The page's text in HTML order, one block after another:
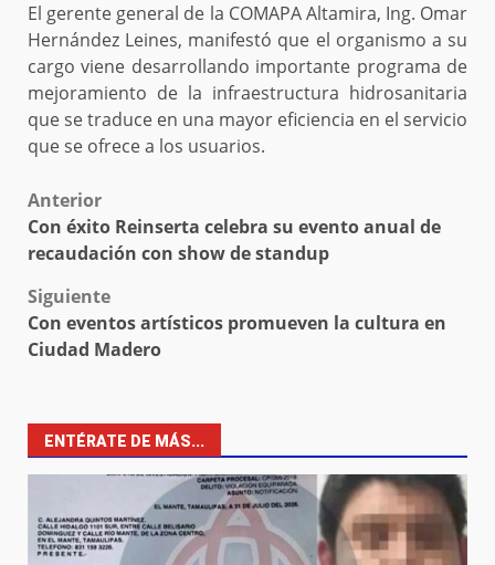
El gerente general de la COMAPA Altamira, Ing. Omar
Hernández Leines, manifestó que el organismo a su
cargo viene desarrollando importante programa de
mejoramiento de la infraestructura hidrosanitaria
que se traduce en una mayor eficiencia en el servicio
que se ofrece a los usuarios.
Post
navigation
Anterior
Con éxito Reinserta celebra su evento anual de
recaudación con show de standup
Siguiente
Con eventos artísticos promueven la cultura en
Ciudad Madero
ENTÉRATE DE MÁS...